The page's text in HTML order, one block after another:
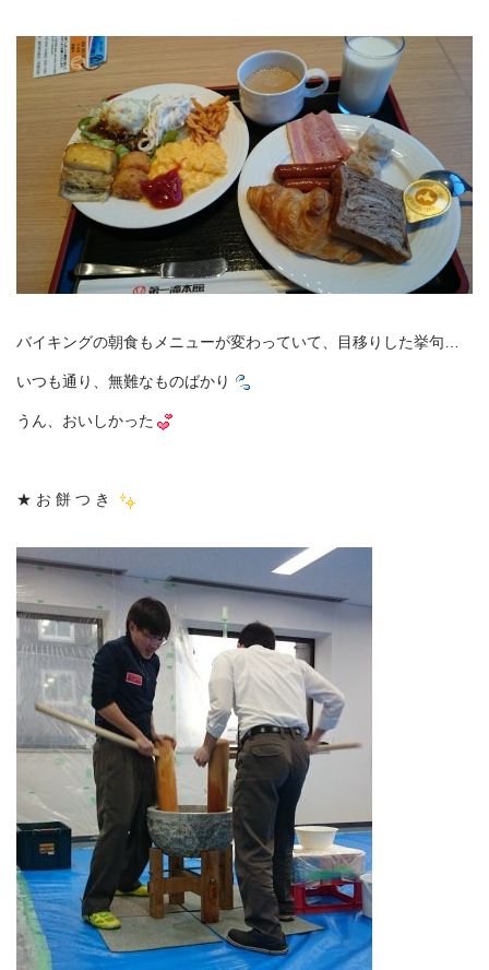
バイキングの朝食もメニューが変わっていて、目移りした挙句…
いつも通り、無難なものばかり
うん、おいしかった
★ お 餅 つ き